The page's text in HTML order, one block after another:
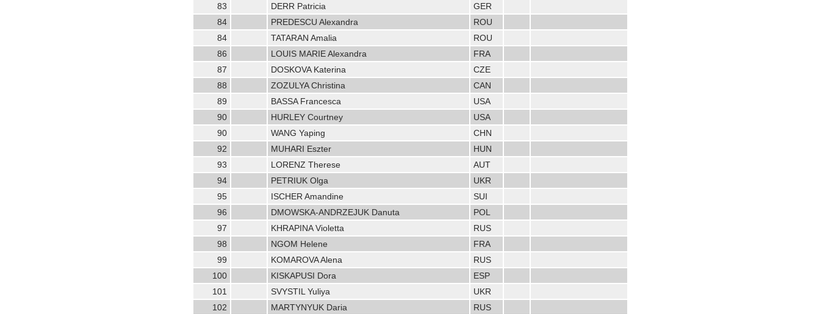
83
DERR Patricia
GER
84
PREDESCU Alexandra
ROU
84
TATARAN Amalia
ROU
86
LOUIS MARIE Alexandra
FRA
87
DOSKOVA Katerina
CZE
88
ZOZULYA Christina
CAN
89
BASSA Francesca
USA
90
HURLEY Courtney
USA
90
WANG Yaping
CHN
92
MUHARI Eszter
HUN
93
LORENZ Therese
AUT
94
PETRIUK Olga
UKR
95
ISCHER Amandine
SUI
96
DMOWSKA-ANDRZEJUK Danuta
POL
97
KHRAPINA Violetta
RUS
98
NGOM Helene
FRA
99
KOMAROVA Alena
RUS
100
KISKAPUSI Dora
ESP
101
SVYSTIL Yuliya
UKR
102
MARTYNYUK Daria
RUS